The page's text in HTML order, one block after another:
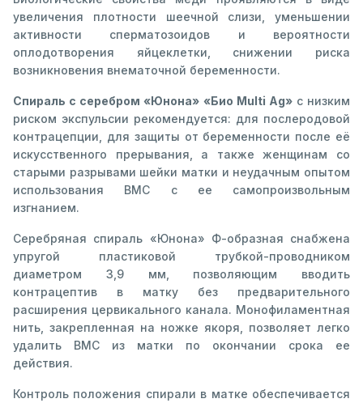
увеличения плотности шеечной слизи, уменьшении
активности сперматозоидов и вероятности
оплодотворения яйцеклетки, снижении риска
возникновения внематочной беременности.
Спираль с серебром «Юнона» «Био Multi Ag»с низким
риском экспульсии рекомендуется: для послеродовой
контрацепции, для защиты от беременности после её
искусственного прерывания, а также женщинам со
старыми разрывами шейки матки и неудачным опытом
использования ВМС с ее самопроизвольным
изгнанием.
Серебряная спираль «Юнона» Ф-образная снабжена
упругой пластиковой трубкой-проводником
диаметром 3,9 мм, позволяющим вводить
контрацептив в матку без предварительного
расширения цервикального канала. Монофиламентная
нить, закрепленная на ножке якоря, позволяет легко
удалить ВМС из матки по окончании срока ее
действия.
Контроль положения спирали в матке обеспечивается